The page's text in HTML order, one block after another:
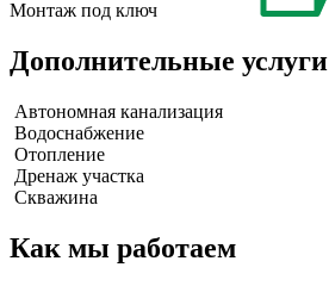
Монтаж под ключ
Дополнительные услуги
Автономная канализация
Водоснабжение
Отопление
Дренаж участка
Скважина
Как мы работаем